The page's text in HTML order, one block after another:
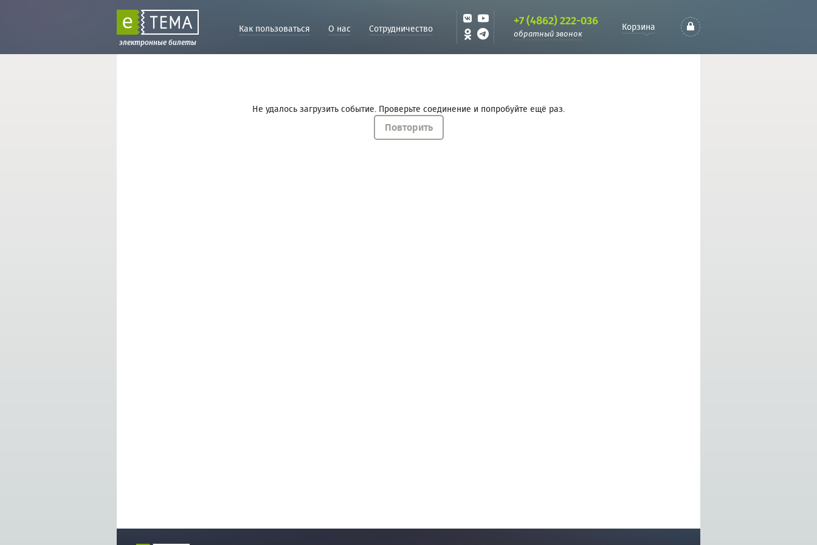
электронные билеты
Как пользоваться О нас Сотрудничество +7 (4862) 222-036
обратный звонок
Корзина
Не удалось загрузить событие. Проверьте соединение и попробуйте ещё раз.
Повторить